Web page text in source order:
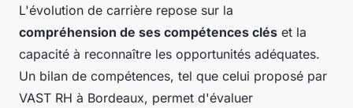
L'évolution de carrière repose sur la
compréhension de ses compétences clés et la
capacité à reconnaître les opportunités adéquates.
Un bilan de compétences, tel que celui proposé par
VAST RH à Bordeaux, permet d'évaluer